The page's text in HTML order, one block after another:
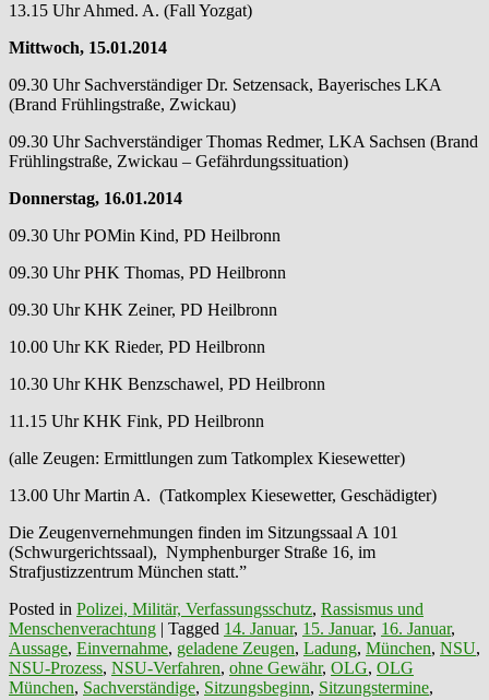
13.15 Uhr Ahmed. A. (Fall Yozgat)
Mittwoch, 15.01.2014
09.30 Uhr Sachverständiger Dr. Setzensack, Bayerisches LKA
(Brand Frühlingstraße, Zwickau)
09.30 Uhr Sachverständiger Thomas Redmer, LKA Sachsen (Brand
Frühlingstraße, Zwickau – Gefährdungssituation)
Donnerstag, 16.01.2014
09.30 Uhr POMin Kind, PD Heilbronn
09.30 Uhr PHK Thomas, PD Heilbronn
09.30 Uhr KHK Zeiner, PD Heilbronn
10.00 Uhr KK Rieder, PD Heilbronn
10.30 Uhr KHK Benzschawel, PD Heilbronn
11.15 Uhr KHK Fink, PD Heilbronn
(alle Zeugen: Ermittlungen zum Tatkomplex Kiesewetter)
13.00 Uhr Martin A. (Tatkomplex Kiesewetter, Geschädigter)
Die Zeugenvernehmungen finden im Sitzungssaal A 101
(Schwurgerichtssaal), Nymphenburger Straße 16, im
Strafjustizzentrum München statt.”
Posted in Polizei, Militär, Verfassungsschutz, Rassismus und
Menschenverachtung | Tagged 14. Januar, 15. Januar, 16. Januar,
Aussage, Einvernahme, geladene Zeugen, Ladung, München, NSU,
NSU-Prozess, NSU-Verfahren, ohne Gewähr, OLG, OLG
München, Sachverständige, Sitzungsbeginn, Sitzungstermine,